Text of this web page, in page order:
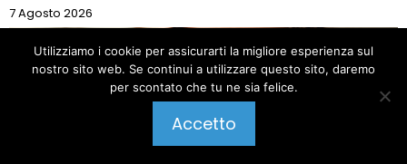
7 Agosto 2026
Pubblica un commento
Utilizziamo i cookie per assicurarti la migliore esperienza sul
nostro sito web. Se continui a utilizzare questo sito, daremo
per scontato che tu ne sia felice.
Accetto